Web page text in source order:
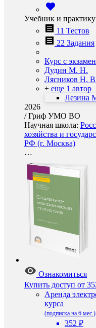
Учебник и
11 Тестов
22 Задания
Курс с
Дудин М. Н.
Лясников Н.
+ еще 1 автор
Лезина
2026
/Гриф УМО ВО
Научная школа:
хозяйства и
РФ (г. Москва)
…
Ознакомиться
Купить доступ от
Аренда
курса
(подписка на 6 мес.)
352 ₽